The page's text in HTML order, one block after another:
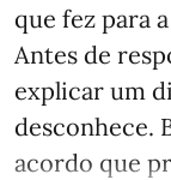
que fez para
Antes de
explicar um
desconhece.
acordo que